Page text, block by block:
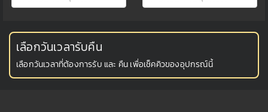
เลือกวันเวลารับคืน
เลือกวันเวลาที่ต้องการรับ และ คืน เพื่อเช็คคิวของอุปกรณ์นี้